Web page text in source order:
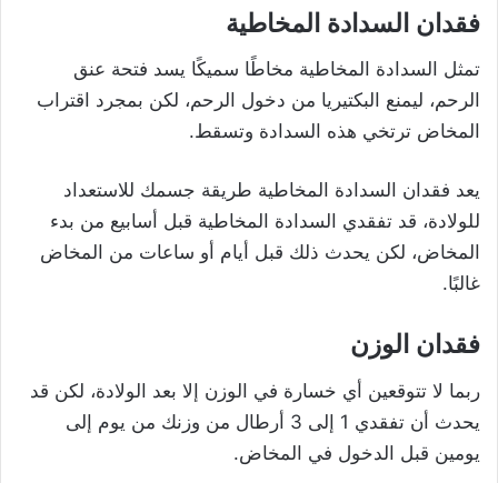
فقدان السدادة المخاطية
تمثل السدادة المخاطية مخاطًا سميكًا يسد فتحة عنق
الرحم، ليمنع البكتيريا من دخول الرحم، لكن بمجرد اقتراب
المخاض ترتخي هذه السدادة وتسقط.
يعد فقدان السدادة المخاطية طريقة جسمك للاستعداد
للولادة، قد تفقدي السدادة المخاطية قبل أسابيع من بدء
المخاض، لكن يحدث ذلك قبل أيام أو ساعات من المخاض
غالبًا.
فقدان الوزن
ربما لا تتوقعين أي خسارة في الوزن إلا بعد الولادة، لكن قد
يحدث أن تفقدي 1 إلى 3 أرطال من وزنك من يوم إلى
يومين قبل الدخول في المخاض.